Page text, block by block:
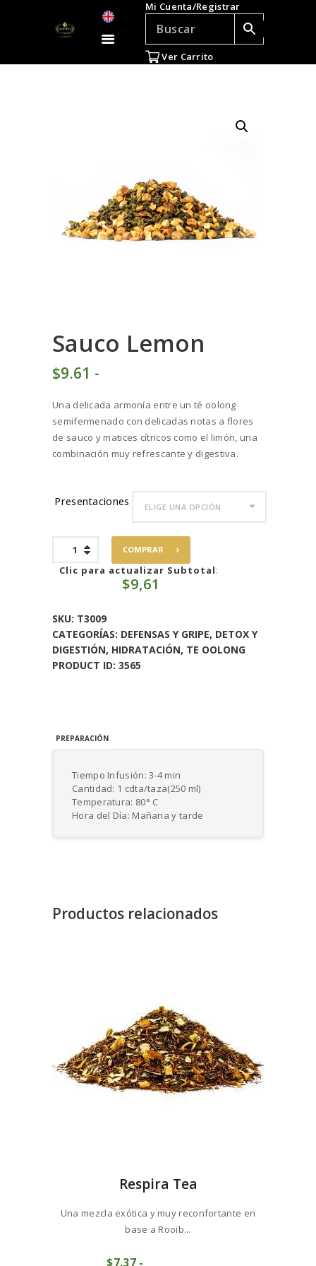
Mi Cuenta/Registrar
Ver Carrito
TÉ E INFUSIONES
ACCESORIOS
REGALOS
Sauco Lemon
$9 61 -
precios:
desde
$96
$961
Una delicada armonía entre un té oolong
semifermenado con delicadas notas a flores
de sauco y matices cítricos como el limón, una
combinación muy refrescante y digestiva.
Presentaciones
Lemon
cantidad
COMPRAR
Clic para actualizar Subtotal:
$9,61
SKU: T3009
CATEGORÍAS: DEFENSAS Y GRIPE, DETOX Y
DIGESTIÓN, HIDRATACIÓN, TE OOLONG
PRODUCT ID: 3565
PREPARACIÓN
Tiempo Infusión: 3-4 min
Cantidad: 1 cdta/taza(250 ml)
Temperatura: 80° C
Hora del Día: Mañana y tarde
Productos relacionados
Respira Tea
Una mezcla exótica y muy reconfortante en
base a Rooib...
$7 37 -